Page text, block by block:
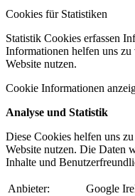
Cookies für Statistiken
Statistik Cookies erfassen
Informationen helfen uns zu
Website nutzen.
Cookie Informationen
Analyse und Statistik
Diese Cookies helfen uns
Website nutzen. Die Daten
Inhalte und
Anbieter:
Google